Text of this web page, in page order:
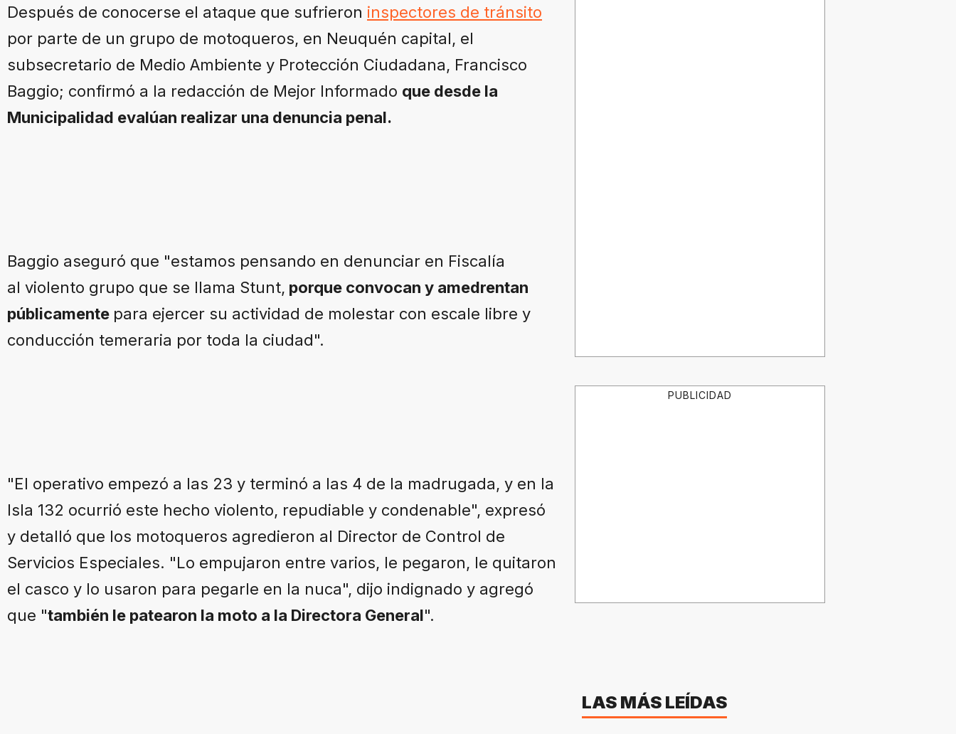
Después de conocerse el ataque que sufrieron inspectores de tránsito
por parte de un grupo de motoqueros, en Neuquén capital, el
subsecretario de Medio Ambiente y Protección Ciudadana, Francisco
Baggio; confirmó a la redacción de Mejor Informado que desde la
Municipalidad evalúan realizar una denuncia penal.
Baggio aseguró que "estamos pensando en denunciar en Fiscalía
al violento grupo que se llama Stunt, porque convocan y amedrentan
públicamente para ejercer su actividad de molestar con escale libre y
conducción temeraria por toda la ciudad".
"El operativo empezó a las 23 y terminó a las 4 de la madrugada, y en la
Isla 132 ocurrió este hecho violento, repudiable y condenable", expresó
y detalló que los motoqueros agredieron al Director de Control de
Servicios Especiales. "Lo empujaron entre varios, le pegaron, le quitaron
el casco y lo usaron para pegarle en la nuca", dijo indignado y agregó
que "también le patearon la moto a la Directora General".
PUBLICIDAD
LAS MÁS LEÍDAS